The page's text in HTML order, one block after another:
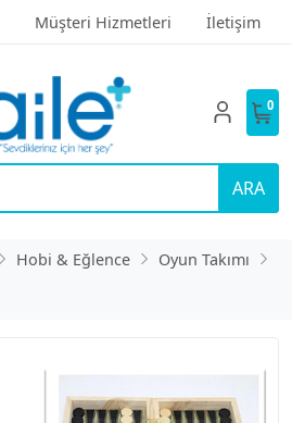
Müşteri Hizmetleri İletişim
ARA
0
Hobi & Eğlence
Oyun Takımı